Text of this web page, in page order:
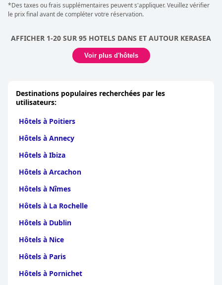
*Des taxes ou frais supplémentaires peuvent s'appliquer. Veuillez vérifier
le prix final avant de compléter votre réservation.
AFFICHER 1-20 SUR 95 HOTELS DANS ET AUTOUR KERASEA
Voir plus d'hôtels
Destinations populaires recherchées par les
utilisateurs:
Hôtels à Poitiers
Hôtels à Annecy
Hôtels à Ibiza
Hôtels à Arcachon
Hôtels à Nîmes
Hôtels à La Rochelle
Hôtels à Dublin
Hôtels à Nice
Hôtels à Paris
Hôtels à Pornichet